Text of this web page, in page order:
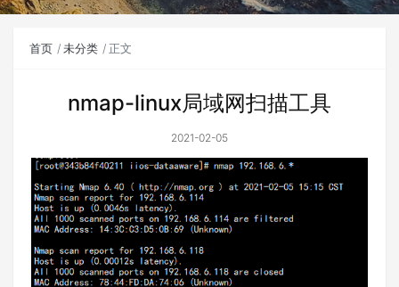
首页 未分类 正文
nmap-linux局域网扫描工具
2021-02-05